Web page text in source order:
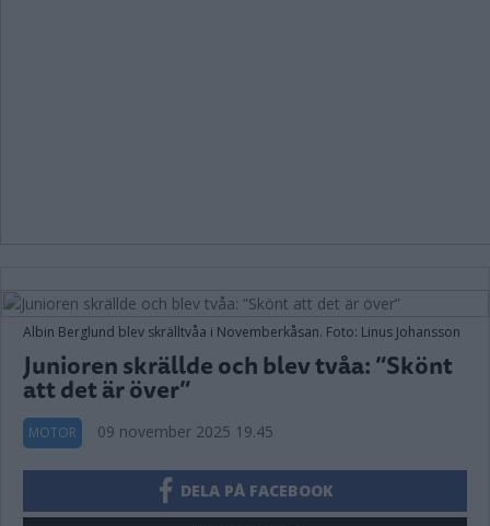
Albin Berglund blev skrälltvåa i Novemberkåsan. Foto: Linus Johansson
Junioren skrällde och blev tvåa: ”Skönt
att det är över”
MOTOR 09 november 2025 19.45
DELA PÅ FACEBOOK